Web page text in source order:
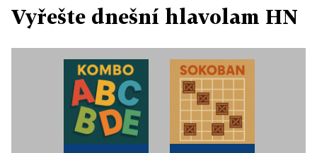
Vyřešte dnešní hlavolam HN